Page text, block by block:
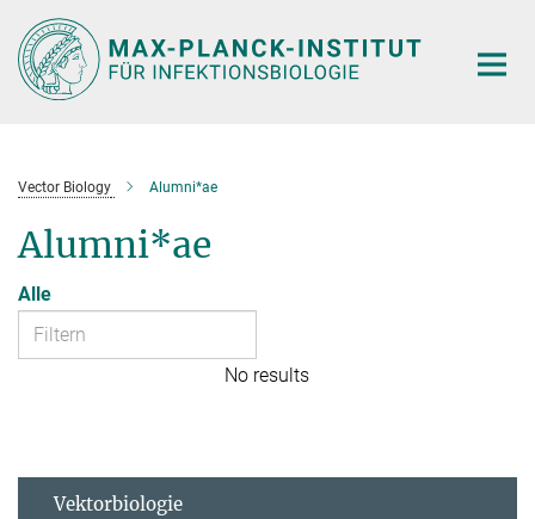
Hauptinhalt
Vector Biology Alumni*ae
Alumni*ae
Alle
No results
Vektorbiologie